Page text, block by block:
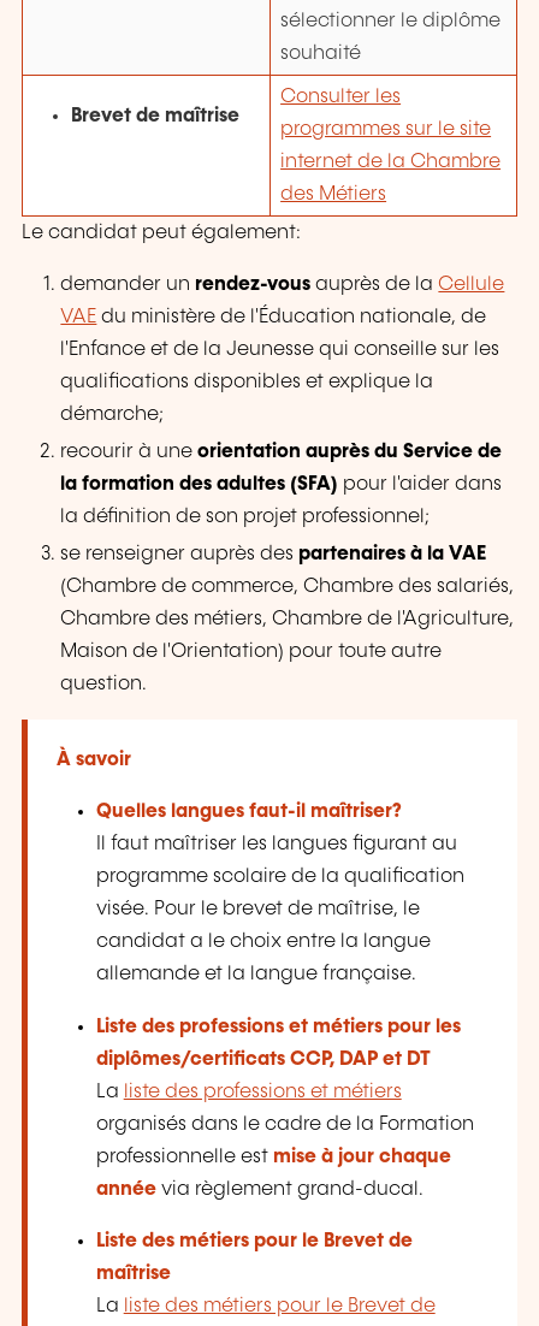
sélectionner le diplôme
souhaité
Brevet de maîtrise
Consulter les
programmes sur le site
internet de la Chambre
des Métiers
Le candidat peut également:
demander un rendez-vous auprès de la Cellule
VAE du ministère de l'Éducation nationale, de
l'Enfance et de la Jeunesse qui conseille sur les
qualifications disponibles et explique la
démarche;
recourir à uneorientation auprès du Service de
la formation des adultes (SFA) pour l'aider dans
la définition de son projet professionnel;
se renseigner auprès des partenaires à la VAE
(Chambre de commerce, Chambre des salariés,
Chambre des métiers, Chambre de l'Agriculture,
Maison de l'Orientation) pour toute autre
question.
À savoir
Quelles langues faut-il maîtriser?
Il faut maîtriser les langues figurant au
programme scolaire de la qualification
visée. Pour le brevet de maîtrise, le
candidat a le choix entre la langue
allemande et la langue française.
Liste des professions et métiers pour les
diplômes/certificatsCCP, DAP et DT
La liste des professions et métiers
organisés dans le cadre de la Formation
professionnelle est mise à jour chaque
annéevia règlement grand-ducal.
Liste des métiers pour le Brevet de
maîtrise
La liste des métiers pour le Brevet de